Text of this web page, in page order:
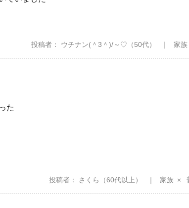
投稿者 ウチナン(⁠＾⁠3⁠＾⁠)⁠/⁠～⁠♡ （50代） 家族
た
投稿者 さくら （60代以上） 家族